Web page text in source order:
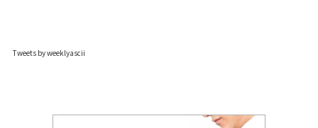
Tweets by weeklyascii